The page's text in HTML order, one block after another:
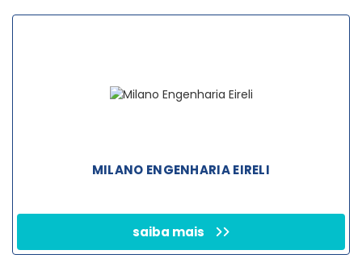
MILANO ENGENHARIA EIRELI
saiba mais